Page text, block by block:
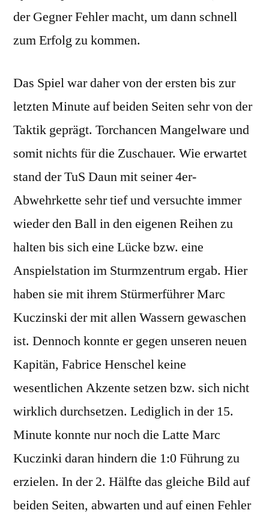
der Gegner Fehler macht, um dann schnell
zum Erfolg zu kommen.
Das Spiel war daher von der ersten bis zur
letzten Minute auf beiden Seiten sehr von der
Taktik geprägt. Torchancen Mangelware und
somit nichts für die Zuschauer. Wie erwartet
stand der TuS Daun mit seiner 4er-
Abwehrkette sehr tief und versuchte immer
wieder den Ball in den eigenen Reihen zu
halten bis sich eine Lücke bzw. eine
Anspielstation im Sturmzentrum ergab. Hier
haben sie mit ihrem Stürmerführer Marc
Kuczinski der mit allen Wassern gewaschen
ist. Dennoch konnte er gegen unseren neuen
Kapitän, Fabrice Henschel keine
wesentlichen Akzente setzen bzw. sich nicht
wirklich durchsetzen. Lediglich in der 15.
Minute konnte nur noch die Latte Marc
Kuczinki daran hindern die 1:0 Führung zu
erzielen. In der 2. Hälfte das gleiche Bild auf
beiden Seiten, abwarten und auf einen Fehler